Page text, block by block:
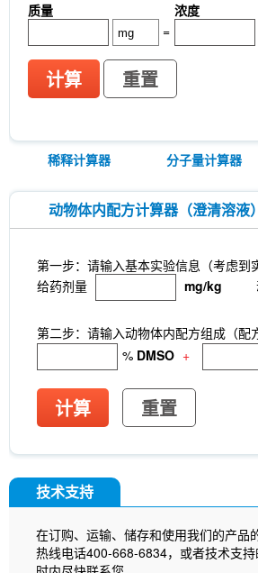
质量 浓度
=
计算 重置
稀释计算器 分子量计算器
动物体内配方计算器（澄清溶液）
第一步：请输入基本实验信息（考虑
给药剂量
mg/kg
第二步：请输入动物体内配方组成（
% DMSO +
计算 重置
技术支持
在订购、运输、储存和使用我们的产品
热线电话400-668-6834，或者技术支